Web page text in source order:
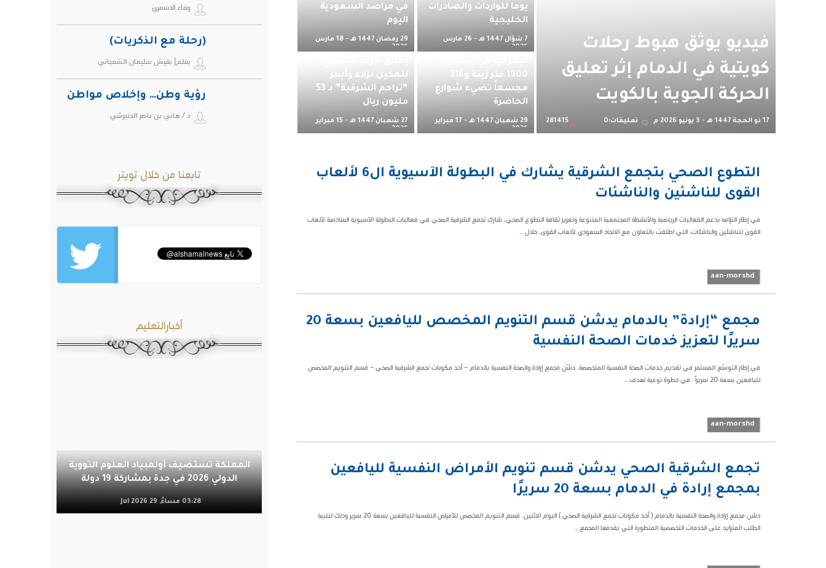
فيديو يوثق هبوط رحلات
كويتية في الدمام إثر تعليق
الحركة الجوية بالكويت
17 ذو الحجة 1447 هـ - 3 يونيو 2026 م تعليقات:0 281415
يوما للواردات والصادرات
الخليجية
7 شوّال 1447 هـ - 26 مارس
2026 م
في مراصد السعودية
اليوم
29 رمضان 1447 هـ - 18 مارس
2026 م
1900 متر زينة و216
مجسماً تضيء شوارع
الحاضرة
29 شعبان 1447 هـ - 17 فبراير
2026 م
لتمكين نزلاء وأسر
“تراحم الشرقية” بـ 53
مليون ريال
27 شعبان 1447 هـ - 15 فبراير
2026 م
التطوع الصحي بتجمع الشرقية يشارك في البطولة الآسيوية ال6 لألعاب
القوى للناشئين والناشئات
في إطار التزامه بدعم الفعاليات الرياضية والأنشطة المجتمعية المتنوعة وتعزيز ثقافة التطوع الصحي، شارك تجمع الشرقية الصحي في فعاليات البطولة الآسيوية السادسة لألعاب
القوى للناشئين والناشئات، التي اطلقت بالتعاون مع الاتحاد السعودي لألعاب القوى، خلال ...
aan-morshd
مجمع “إرادة” بالدمام يدشّن قسم التنويم المخصص لليافعين بسعة 20
سريرًا لتعزيز خدمات الصحة النفسية
في إطار التوسّع المستمر في تقديم خدمات الصحة النفسية المتخصصة، دشّن مجمع إرادة والصحة النفسية بالدمام – أحد مكونات تجمع الشرقية الصحي – قسم التنويم المخصص
لليافعين بسعة 20 سريراً . في خطوة نوعية تهدف ...
aan-morshd
تجمع الشرقية الصحي يدشّن قسم تنويم الأمراض النفسية لليافعين
بمجمع إرادة في الدمام بسعة 20 سريرًا
دشن مجمع إرادة والصحة النفسية بالدمام ( أحد مكونات تجمع الشرقية الصحي ) اليوم الاثنين، قسم التنويم المخصص للأمراض النفسية لليافعين بسعة 20 سرير وذلك لتلبية
الطلب المتزايد على الخدمات التخصصية المتطورة التي يقدمها المجمع ...
وفاء الاسمري
(رحلة مع الذكريات)
بقلم| بقيش سليمان الشعباني
رؤية وطن… وإخلاص مواطن
د / هاني بن ناصر الحتيرشي
تابعنا من خلال تويتر
أخبارالتعليم
المملكة تستضيف أولمبياد العلوم النووية
الدولي 2026 في جدة بمشاركة 19 دولة
03:28 مساءً, 29 Jul 2026